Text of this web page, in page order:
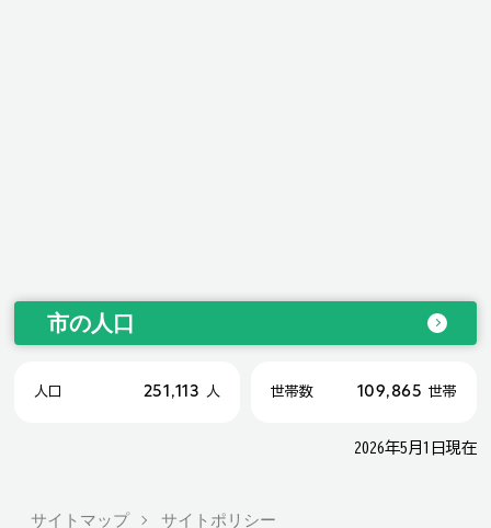
市の人口
人口 251,113 人 世帯数 109,865 世帯
2026年5月1日現在
サイトマップ サイトポリシー